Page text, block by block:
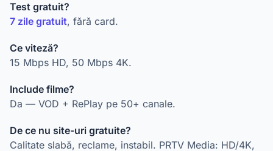
Test gratuit?
7 zile gratuit, fără card.
Ce viteză?
15 Mbps HD, 50 Mbps 4K.
Include filme?
Da — VOD + RePlay pe 50+ canale.
De ce nu site-uri gratuite?
Calitate slabă, reclame, instabil. PRTV Media: HD/4K,